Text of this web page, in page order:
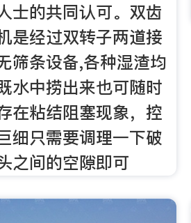
士的共同认可。双齿
是经过双转子两道接
筛条设备,各种湿渣均
水中捞出来也可随时
在粘结阻塞现象，控
细只需要调理一下破
之间的空隙即可